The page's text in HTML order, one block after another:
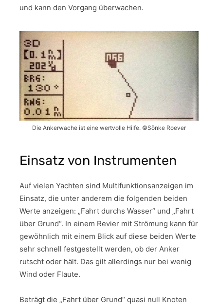
und kann den Vorgang überwachen.
Die Ankerwache ist eine wertvolle Hilfe. ©Sönke Roever
Einsatz von Instrumenten
Auf vielen Yachten sind Multifunktionsanzeigen im
Einsatz, die unter anderem die folgenden beiden
Werte anzeigen: „Fahrt durchs Wasser“ und „Fahrt
über Grund“. In einem Revier mit Strömung kann für
gewöhnlich mit einem Blick auf diese beiden Werte
sehr schnell festgestellt werden, ob der Anker
rutscht oder hält. Das gilt allerdings nur bei wenig
Wind oder Flaute.
Beträgt die „Fahrt über Grund“ quasi null Knoten